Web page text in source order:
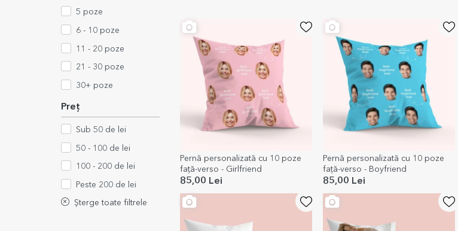
5 poze
6 - 10 poze
11 - 20 poze
21 - 30 poze
30+ poze
Preț
Sub 50 de lei
50 - 100 de lei
100 - 200 de lei
Peste 200 de lei
Șterge toate filtrele
Pernă personalizată cu 10 poze
față-verso - Girlfriend
85,00 Lei
Pernă personalizată cu 10 poze
față-verso - Boyfriend
85,00 Lei